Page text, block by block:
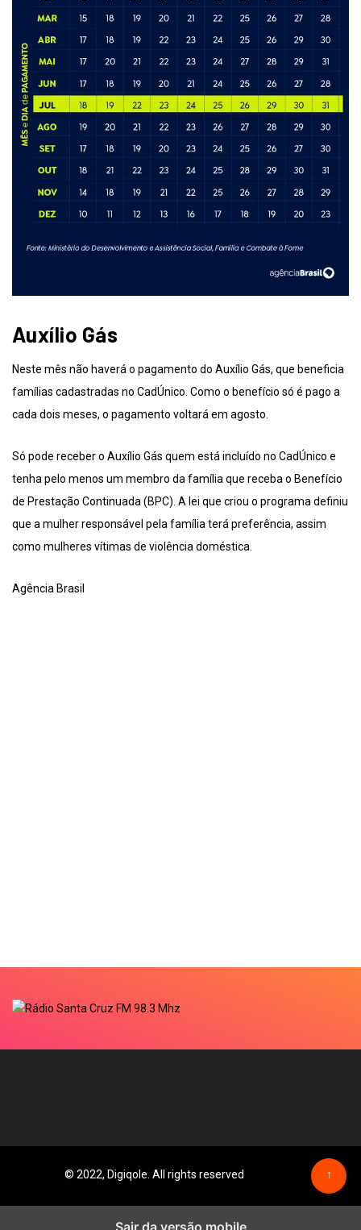
Auxílio Gás
Neste mês não haverá o pagamento do Auxílio Gás, que beneficia
famílias cadastradas no CadÚnico. Como o benefício só é pago a
cada dois meses, o pagamento voltará em agosto.
Só pode receber o Auxílio Gás quem está incluído no CadÚnico e
tenha pelo menos um membro da família que receba o Benefício
de Prestação Continuada (BPC). A lei que criou o programa definiu
que a mulher responsável pela família terá preferência, assim
como mulheres vítimas de violência doméstica.
Agência Brasil
© 2022, Digiqole. All rights reserved ↑
Sair da versão mobile